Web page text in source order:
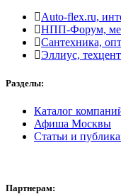
Auto-flex.ru,
НПП-Форум,
Сантехника,
Эллиус,
Разделы:
Каталог
Афиша Москвы
Статьи и
Партнерам: